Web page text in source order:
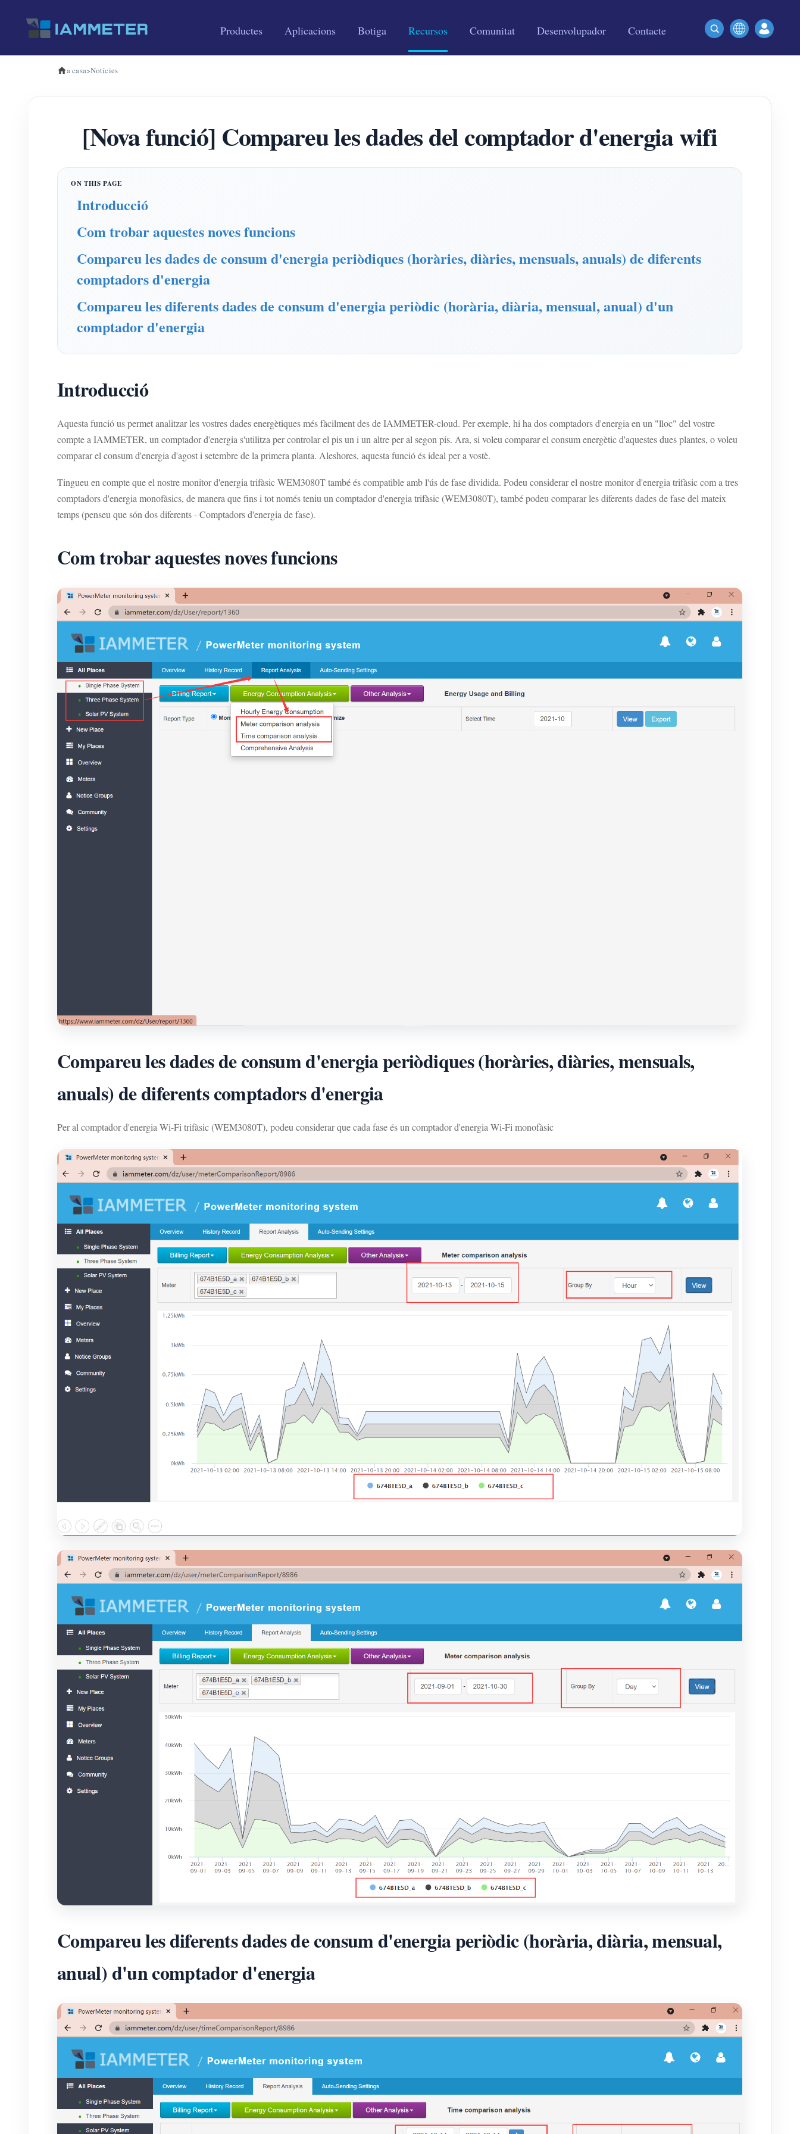
Productes Aplicacions Botiga Recursos Comunitat Desenvolupador Contacte
a casa>Notícies
[Nova funció] Compareu les dades del comptador d'energia wifi
Introducció
Com trobar aquestes noves funcions
Compareu les dades de consum d'energia periòdiques (horàries, diàries, mensuals, anuals) de diferents
comptadors d'energia
Compareu les diferents dades de consum d'energia periòdic (horària, diària, mensual, anual) d'un
comptador d'energia
Introducció
Aquesta funció us permet analitzar les vostres dades energètiques més fàcilment des de IAMMETER-cloud. Per exemple, hi ha dos comptadors d'energia en un "lloc" del vostre
compte a IAMMETER, un comptador d'energia s'utilitza per controlar el pis un i un altre per al segon pis. Ara, si voleu comparar el consum energètic d'aquestes dues plantes, o voleu
comparar el consum d'energia d'agost i setembre de la primera planta. Aleshores, aquesta funció és ideal per a vostè.
Tingueu en compte que el nostre monitor d'energia trifàsic WEM3080T també és compatible amb l'ús de fase dividida. Podeu considerar el nostre monitor d'energia trifàsic com a tres
comptadors d'energia monofàsics, de manera que fins i tot només teniu un comptador d'energia trifàsic (WEM3080T), també podeu comparar les diferents dades de fase del mateix
temps (penseu que són dos diferents - Comptadors d'energia de fase).
Com trobar aquestes noves funcions
Compareu les dades de consum d'energia periòdiques (horàries, diàries, mensuals,
anuals) de diferents comptadors d'energia
Per al comptador d'energia Wi-Fi trifàsic (WEM3080T), podeu considerar que cada fase és un comptador d'energia Wi-Fi monofàsic
Compareu les diferents dades de consum d'energia periòdic (horària, diària, mensual,
anual) d'un comptador d'energia